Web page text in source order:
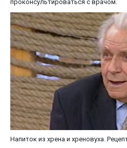
проконсультироваться с врачом.
Напиток из хрена и хреновуха.